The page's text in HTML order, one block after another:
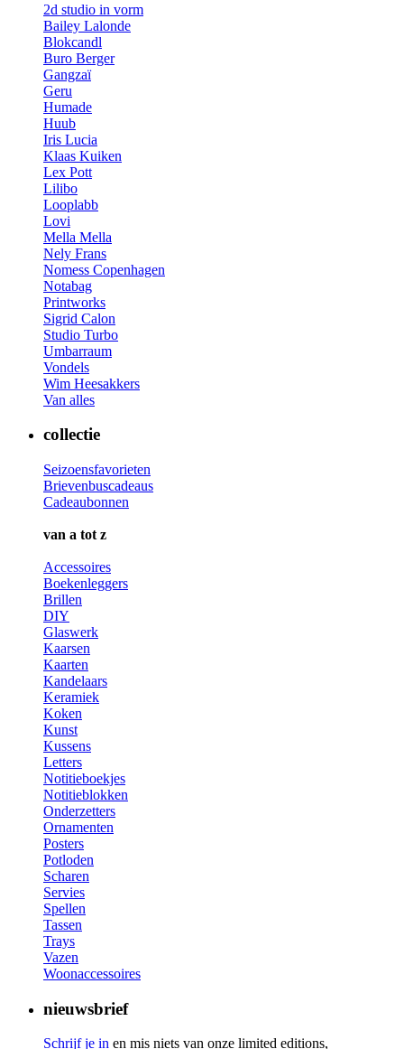
2d studio in vorm
Bailey Lalonde
Blokcandl
Buro Berger
Gangzaï
Geru
Humade
Huub
Iris Lucia
Klaas Kuiken
Lex Pott
Lilibo
Looplabb
Lovi
Mella Mella
Nely Frans
Nomess Copenhagen
Notabag
Printworks
Sigrid Calon
Studio Turbo
Umbarraum
Vondels
Wim Heesakkers
Van alles
collectie
Seizoensfavorieten
Brievenbuscadeaus
Cadeaubonnen
van a tot z
Accessoires
Boekenleggers
Brillen
DIY
Glaswerk
Kaarsen
Kaarten
Kandelaars
Keramiek
Koken
Kunst
Kussens
Letters
Notitieboekjes
Notitieblokken
Onderzetters
Ornamenten
Posters
Potloden
Scharen
Servies
Spellen
Tassen
Trays
Vazen
Woonaccessoires
nieuwsbrief
Schrijf je in en mis niets van onze limited editions,